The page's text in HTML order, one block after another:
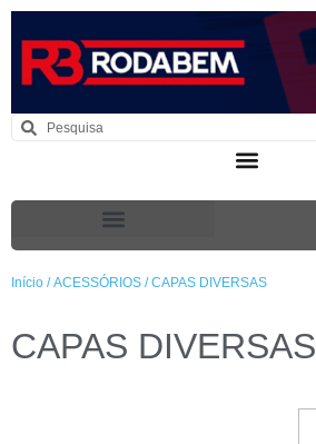
Início /ACESSÓRIOS / CAPAS DIVERSAS
CAPAS DIVERSAS